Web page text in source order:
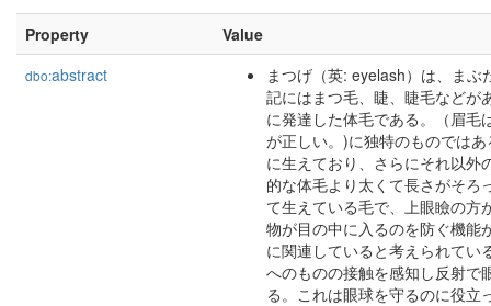
Property Value
dbo:abstract
まつげ（英: eyelash）は、ま
記にはまつ毛、睫、睫毛などが
に発達した体毛である。（眉毛
が正しい。)に独特のものでは
に生えており、さらにそれ以外
的な体毛より太くて長さがそろ
て生えている毛で、上眼瞼の方
物が目の中に入るのを防ぐ機能
に関連していると考えられてい
へのものの接触を感知し反射で
る。これは眼球を守るのに役立